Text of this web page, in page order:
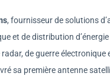
, fournisseur de solutions
et de distribution
de guerre électronique
sa première antenne